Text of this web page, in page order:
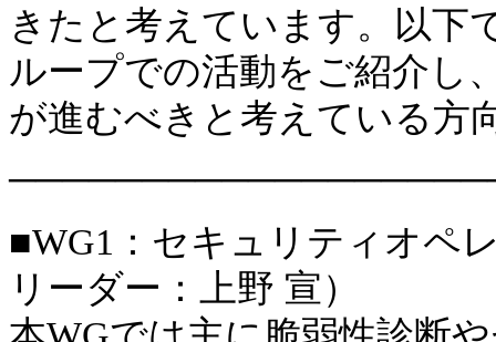
きたと考えています。以下
ループでの活動をご紹介し
が進むべきと考えている方
■WG1：セキュリティオペ
リーダー：上野 宣）